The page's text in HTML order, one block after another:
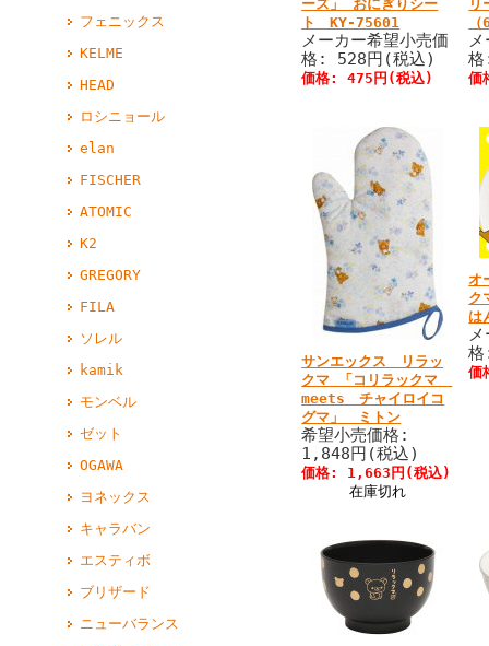
フェニックス
KELME
HEAD
ロシニョール
elan
FISCHER
ATOMIC
K2
GREGORY
FILA
ソレル
kamik
モンベル
ゼット
OGAWA
ヨネックス
キャラバン
エスティボ
ブリザード
ニューバランス
ーズ」 おにぎりシー
ト KY-75601
メーカー希望小売価
格: 528円(税込)
価格: 475円(税込) 価
サンエックス リラッ
クマ 「コリラックマ
meets チャイロイコ
グマ」 ミトン
希望小売価格:
1,848円(税込)
価格: 1,663円(税込)
在庫切れ
オ
ク
価